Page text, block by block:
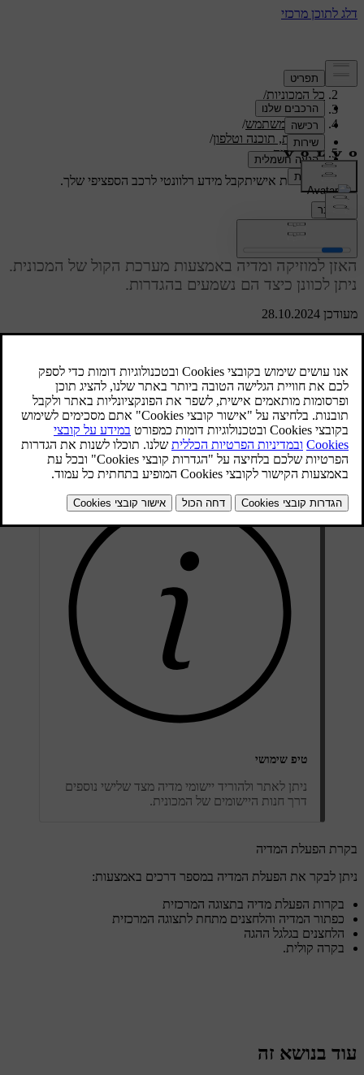
תמיכה/
כל המכוניות/
S60 2024
/
מדריך למשתמש/
תצוגות, תוכנה וטלפון/
צליל ומדיה
תמיכה מותאמת אישיתקבל מידע רלוונטי לרכב הספציפי שלך.
התחבר
מעודכן 28.10.2024
האזן למוזיקה ומדיה באמצעות מערכת הקול של המכונית.
ניתן לכוונן כיצד הם נשמעים בהגדרות.
הגדרות צליל
קיים מגוון הגדרות קול שתוכל להתאים לחוויית השמע שלך.
רדיו ונגני מדיה
ניתן להאזין לשידורי רדיו חיים באמצעות יישום רדיו מותקן מראש
ולהזרים מדיה מהטלפון שלך למכונית באמצעות נגן מדיה Bluetooth.
טיפ שימושי
ניתן לאתר ולהוריד יישומי מדיה מצד שלישי נוספים
דרך חנות היישומים של המכונית.
בקרת הפעלת המדיה
ניתן לבקר את הפעלת המדיה במספר דרכים באמצעות:
בקרות הפעלת מדיה בתצוגה המרכזית
כפתור המדיה והלחצנים מתחת לתצוגה המרכזית
הלחצנים בגלגל ההגה
בקרה קולית.
עוד בנושא זה